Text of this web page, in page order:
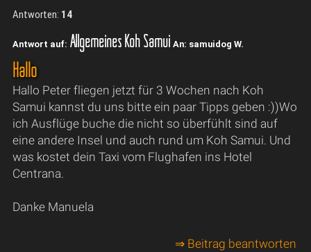
Antworten: 14
Antwort auf: Allgemeines Koh Samui An: samuidog W.
Hallo
Hallo Peter fliegen jetzt für 3 Wochen nach Koh
Samui kannst du uns bitte ein paar Tipps geben :))Wo
ich Ausflüge buche die nicht so überfühlt sind auf
eine andere Insel und auch rund um Koh Samui. Und
was kostet dein Taxi vom Flughafen ins Hotel
Centrana.
Danke Manuela
⇒ Beitrag beantworten